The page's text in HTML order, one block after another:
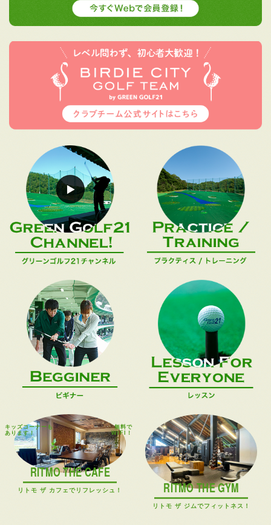
キッズコーナーも
あります！
無料で
WIFI！
RITMO THE CAFE
リトモ ザ カフェでリフレッシュ！ RITMO THE GYM
リトモ ザ ジムでフィットネス！